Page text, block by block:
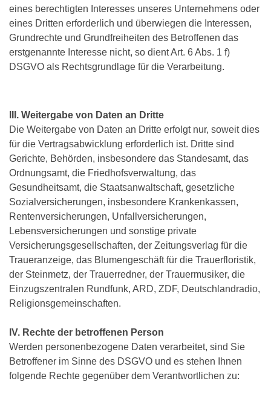
eines berechtigten Interesses unseres Unternehmens oder
eines Dritten erforderlich und überwiegen die Interessen,
Grundrechte und Grundfreiheiten des Betroffenen das
erstgenannte Interesse nicht, so dient Art. 6 Abs. 1 f)
DSGVO als Rechtsgrundlage für die Verarbeitung.
III. Weitergabe von Daten an Dritte
Die Weitergabe von Daten an Dritte erfolgt nur, soweit dies
für die Vertragsabwicklung erforderlich ist. Dritte sind
Gerichte, Behörden, insbesondere das Standesamt, das
Ordnungsamt, die Friedhofsverwaltung, das
Gesundheitsamt, die Staatsanwaltschaft, gesetzliche
Sozialversicherungen, insbesondere Krankenkassen,
Rentenversicherungen, Unfallversicherungen,
Lebensversicherungen und sonstige private
Versicherungsgesellschaften, der Zeitungsverlag für die
Traueranzeige, das Blumengeschäft für die Trauerfloristik,
der Steinmetz, der Trauerredner, der Trauermusiker, die
Einzugszentralen Rundfunk, ARD, ZDF, Deutschlandradio,
Religionsgemeinschaften.
IV. Rechte der betroffenen Person
Werden personenbezogene Daten verarbeitet, sind Sie
Betroffener im Sinne des DSGVO und es stehen Ihnen
folgende Rechte gegenüber dem Verantwortlichen zu: